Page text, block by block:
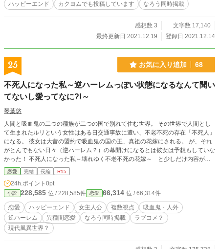
ハッピーエンド
カクヨムでも投稿しています なろう同時掲載
感想数 3
文字数 17,140
最終更新日 2021.12.19
登録日 2021.12.14
25 お気に入り追加 68
不死人になった私～逆ハーレムっぽい状態になるなんて聞い
てないし愛ってなに?!～
琴葉悠
人間と吸血鬼の二つの種族が二つの国で別れて住む世界。 その世界で人間とし
て生まれたルリという女性はある日交通事故に遭い、不老不死の存在「不死人」
になる。 彼女は大昔の盟約で吸血鬼の国の王、真祖の花嫁にされる。 が、それ
がとんでもない日々（逆ハーレム？）の幕開けになるとは彼女は予想もしていな
かった！ 不死人になった私～壊れゆく不老不死の花嫁～ と少しだけ内容が違
うお話です。
恋愛 完結 長編 R15
24h.ポイント 0pt
小説 228,585 位 / 228,585件 恋愛 66,314 位 / 66,314件
恋愛 ハッピーエンド 女主人公 複数視点
吸血鬼・人外
逆ハーレム
異種間恋愛 なろう同時掲載
ラブコメ？
現代風異世界？